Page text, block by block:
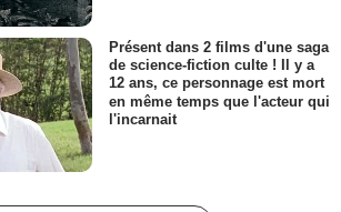
Présent dans 2 films d'une saga
de science-fiction culte ! Il y a
12 ans, ce personnage est mort
en même temps que l'acteur qui
l'incarnait